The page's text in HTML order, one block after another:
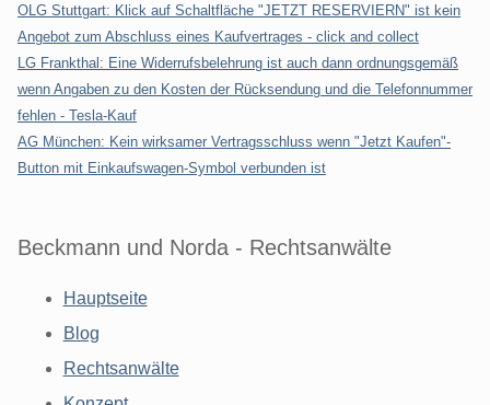
OLG Stuttgart: Klick auf Schaltfläche "JETZT RESERVIERN" ist kein
Angebot zum Abschluss eines Kaufvertrages - click and collect
LG Frankthal: Eine Widerrufsbelehrung ist auch dann ordnungsgemäß
wenn Angaben zu den Kosten der Rücksendung und die Telefonnummer
fehlen - Tesla-Kauf
AG München: Kein wirksamer Vertragsschluss wenn "Jetzt Kaufen"-
Button mit Einkaufswagen-Symbol verbunden ist
Beckmann und Norda - Rechtsanwälte
Hauptseite
Blog
Rechtsanwälte